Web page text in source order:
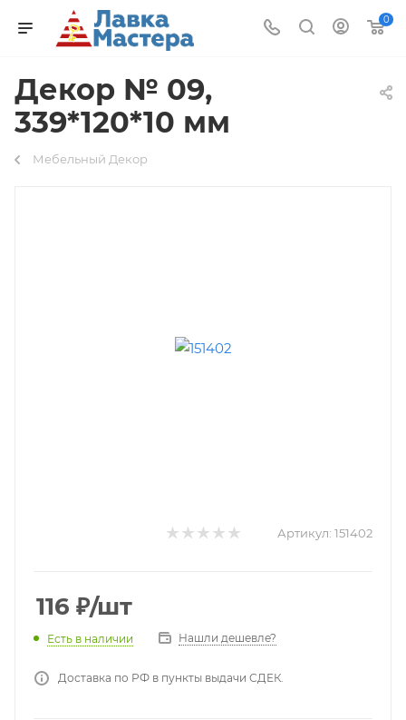
0
Декор № 09,
339*120*10 мм
Мебельный Декор
Артикул: 151402
116 ₽/шт
Есть в наличии Нашли дешевле?
Доставка по РФ в пункты выдачи СДЕК.